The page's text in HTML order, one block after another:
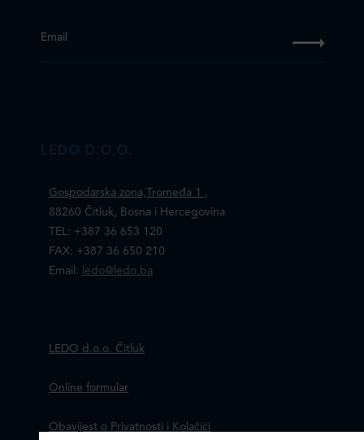
Email
LEDO D.O.O.
Gospodarska zona,Tromeđa 1 ,
88260 Čitluk, Bosna i Hercegovina
TEL: +387 36 653 120
FAX: +387 36 650 210
Email:
ledo@ledo.ba
LEDO d.o.o. Čitluk
Online formular
Obavijest o Privatnosti i Kolačići